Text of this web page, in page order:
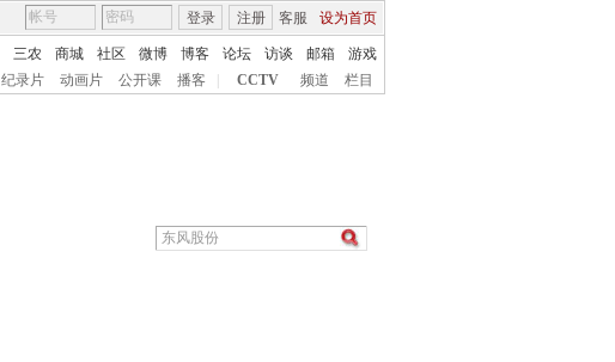
客服 设为首页
登录 注册
三农 商城 社区 微博 博客 论坛 访谈 邮箱
游戏
纪录片 动画片 公开课 播客 CCTV 频道 栏目